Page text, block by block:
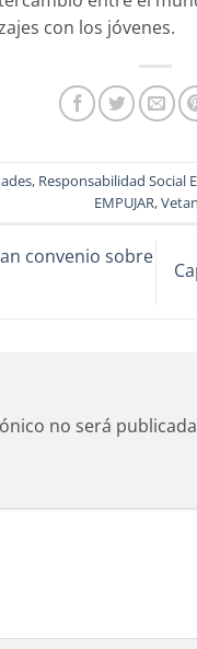
con los jóvenes.
, Responsabilidad Social
EMPUJAR,
convenio sobre
no será